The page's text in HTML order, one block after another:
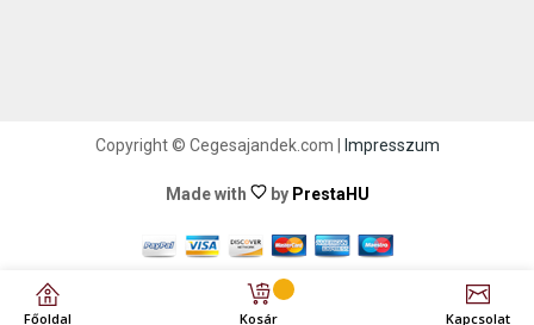
Főoldal Kosár Kapcsolat
Copyright © Cegesajandek.com | Impresszum
Made with by PrestaHU